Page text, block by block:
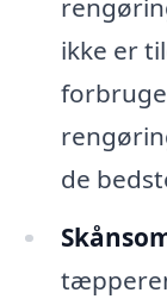
ikke er
de